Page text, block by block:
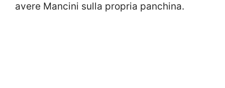
avere Mancini sulla propria panchina.